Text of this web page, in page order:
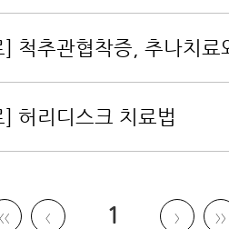
] 척추관협착증, 추나치료
] 허리디스크 치료법
〈〈 〈 1 〉 〉〉